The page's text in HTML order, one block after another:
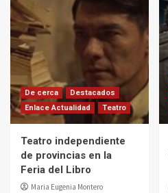
De cerca
Destacados
Enlace Actualidad
Teatro
Teatro independiente
de provincias en la
Feria del Libro
Maria Eugenia Montero